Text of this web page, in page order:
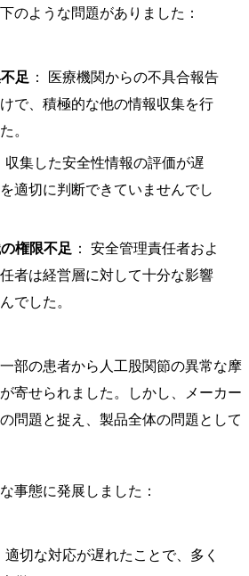
のような問題がありました：
足 ： 医療機関からの不具合報告
で、積極的な他の情報収集を行
。
収集した安全性情報の評価が遅
適切に判断できていませんでし
権限不足 ： 安全管理責任者およ
者は経営層に対して十分な影響
でした。
部の患者から人工股関節の異常な摩
寄せられました。しかし、メーカー
問題と捉え、製品全体の問題として
事態に発展しました：
適切な対応が遅れたことで、多く